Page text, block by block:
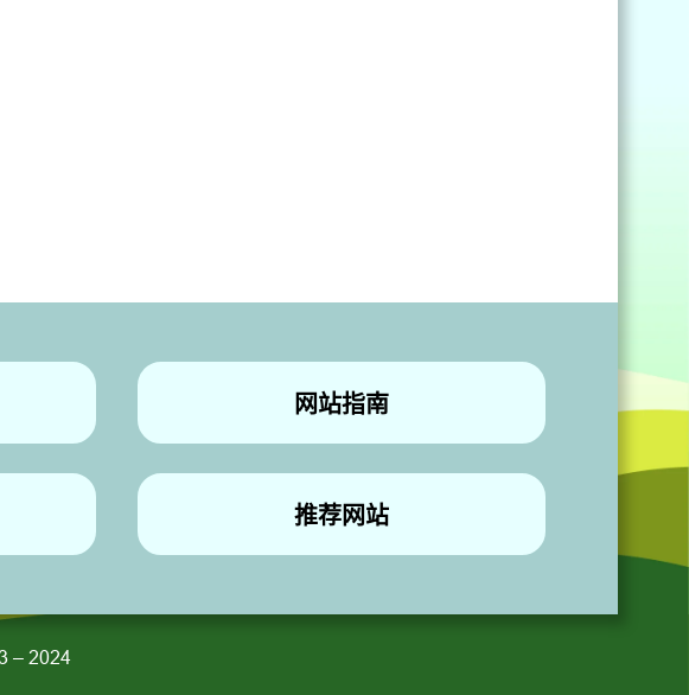
网站指南
推荐网站
– 2024